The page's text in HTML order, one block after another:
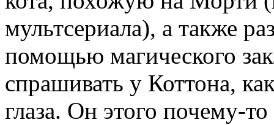
мультсериала), а также
помощью магического
спрашивать у Коттона,
глаза. Он этого почему-